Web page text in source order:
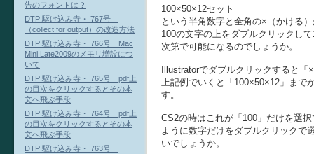
100×50×12セット
という半角数字と全角の×（かける
100の文字の上をダブルクリックし
次第で可能になるのでしょうか。
Illustratorでダブルクリックすると「
上記例でいくと「100×50×12」ま
す。
CS2の時はこれが「100」だけを選
ように数字だけをダブルクリックで
いでしょうか。
告のフォントは？
DTP 駆け込み寺・ 767号
（collect for output）の改造方法
DTP 駆け込み寺・ 766号 Mac
Mini Late2009のメモリ増設につ
いて
DTP 駆け込み寺・ 765号 pdf上
の目次をクリックするとその本
文へ飛ぶ手段
DTP 駆け込み寺・ 764号 pdf上
の目次をクリックするとその本
文へ飛ぶ手段
DTP 駆け込み寺・ 763号